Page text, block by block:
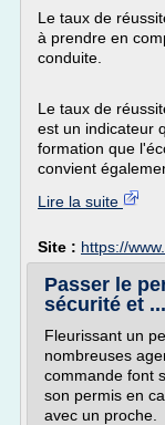
Le taux de
à prendre en
conduite.
Le taux de
est un indicateur
formation que
convient
Lire la suite
Site : https://
Passer le
sécurité et ...
Fleurissant un
nombreuses
commande font
son permis en
avec un proche.